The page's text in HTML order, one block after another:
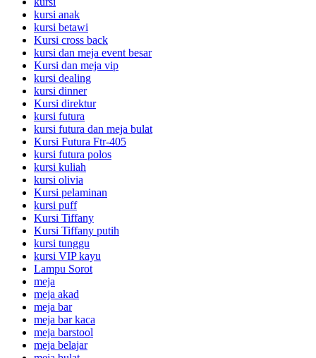
kursi anak
kursi betawi
Kursi cross back
kursi dan meja event besar
Kursi dan meja vip
kursi dealing
kursi dinner
Kursi direktur
kursi futura
kursi futura dan meja bulat
Kursi Futura Ftr-405
kursi futura polos
kursi kuliah
kursi olivia
Kursi pelaminan
kursi puff
Kursi Tiffany
Kursi Tiffany putih
kursi tunggu
kursi VIP kayu
Lampu Sorot
meja
meja akad
meja bar
meja bar kaca
meja barstool
meja belajar